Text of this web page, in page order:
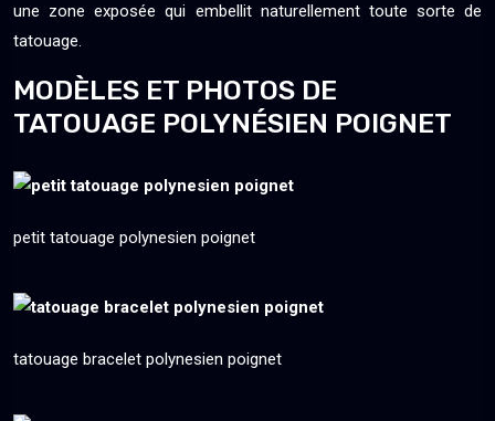
une zone exposée qui embellit naturellement toute sorte de
tatouage.
MODÈLES ET PHOTOS DE
TATOUAGE POLYNÉSIEN POIGNET
petit tatouage polynesien poignet
tatouage bracelet polynesien poignet